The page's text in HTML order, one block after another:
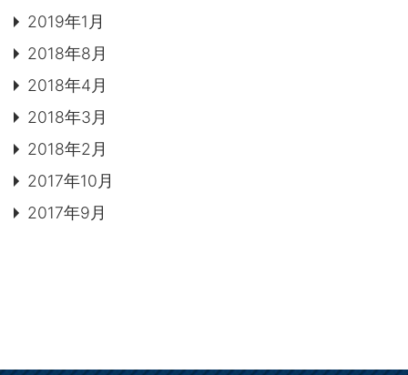
2019年1月
2018年8月
2018年4月
2018年3月
2018年2月
2017年10月
2017年9月